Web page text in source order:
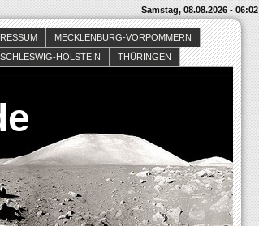
Samstag, 08.08.2026 - 06:02
MECKLENBURG-VORPOMMERN
SCHLESWIG-HOLSTEIN THÜRINGEN